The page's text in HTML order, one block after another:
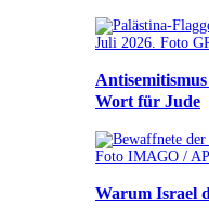
Wort für Jude
Warum Israel